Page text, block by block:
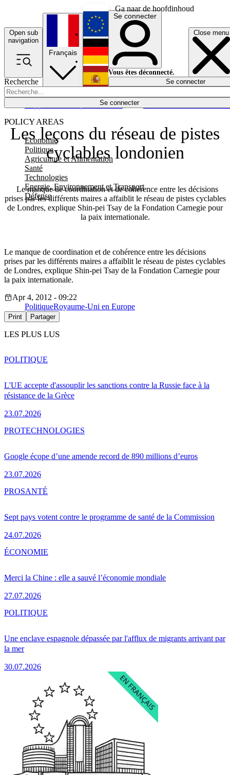
Ga naar de hoofdinhoud
Open sub
navigation
Close menu
Recherche
Se connecter
POLICY AREAS
Economie
Politique
Agriculture et Alimentation
Santé
Technologies
Energie, Environnement et Transport
Défense
Économie
Français
English
Deutsch
Español
Se connecter
Vous êtes déconnecté.
Se connecter
Les leçons du réseau de pistes
cyclables londonien
Le manque de coordination et de cohérence entre les décisions
prises par les différents maires a affaiblit le réseau de pistes cyclables
de Londres, explique Shin-pei Tsay de la Fondation Carnegie pour
la paix internationale.
Le manque de coordination et de cohérence entre les décisions
prises par les différents maires a affaiblit le réseau de pistes cyclables
de Londres, explique Shin-pei Tsay de la Fondation Carnegie pour
la paix internationale.
Apr 4, 2012 - 09:22
PolitiqueRoyaume-Uni en Europe
Print Partager
LES PLUS LUS
L'UE accepte d'assouplir les sanctions contre la Russie face à la
résistance de la Grèce
23.07.2026
POLITIQUE
Google écope d’une amende record de 890 millions d’euros
23.07.2026
PROTECHNOLOGIES
Sept pays votent contre le programme de santé de la Commission
24.07.2026
PROSANTÉ
Merci la Chine : elle a sauvé l’économie mondiale
27.07.2026
ÉCONOMIE
Une enclave espagnole dépassée par l'afflux de migrants arrivant par
la mer
30.07.2026
POLITIQUE